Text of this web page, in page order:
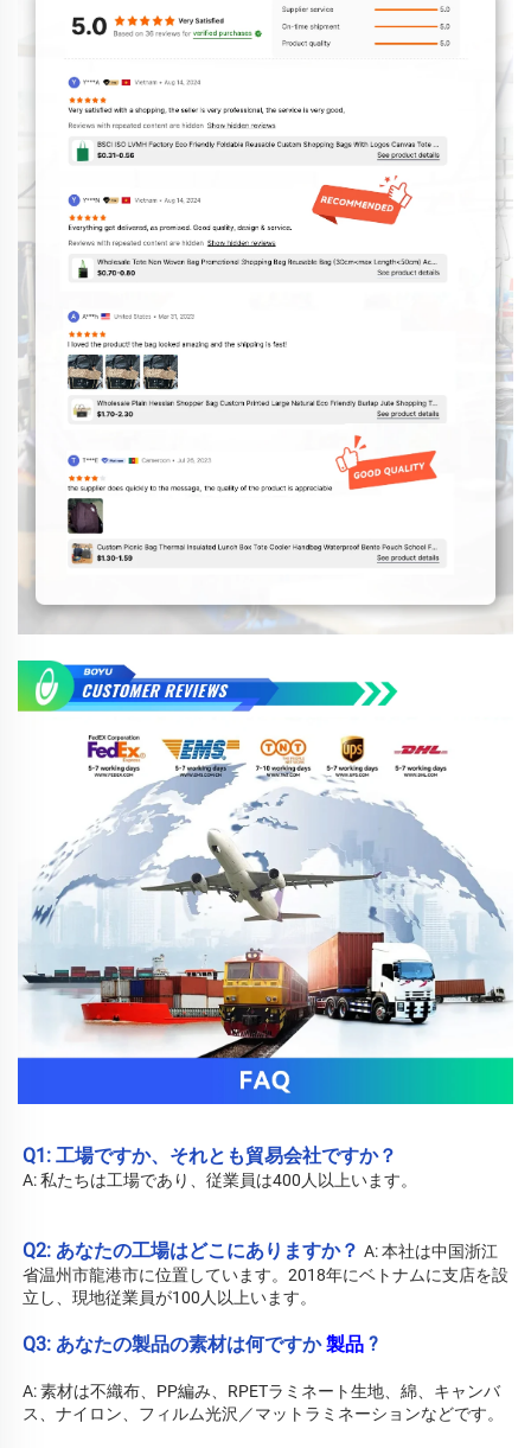
Q1: 工場ですか、それとも貿易会社ですか？
A: 私たちは工場であり、従業員は400人以上います。
Q2: あなたの工場はどこにありますか？ A: 本社は中国浙江
省温州市龍港市に位置しています。2018年にベトナムに支店を設
立し、現地従業員が100人以上います。
Q3: あなたの製品の素材は何ですか 製品 ?
A: 素材は不織布、PP編み、RPETラミネート生地、綿、キャンバ
ス、ナイロン、フィルム光沢／マットラミネーションなどです。